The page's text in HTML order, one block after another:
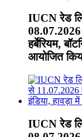
IUCN रेड
हर्बेरियम,
आयोजित
IUCN रेड